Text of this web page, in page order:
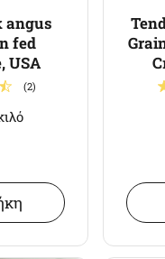
angus
fed
USA
(2)